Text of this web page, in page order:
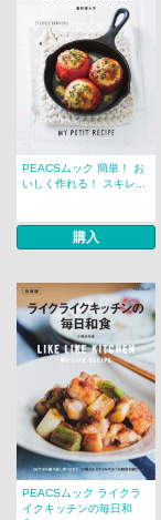
PEACSムック 簡単！ お
いしく作れる！ スキレ...
購入
PEACSムック ライクラ
イクキッチンの毎日和